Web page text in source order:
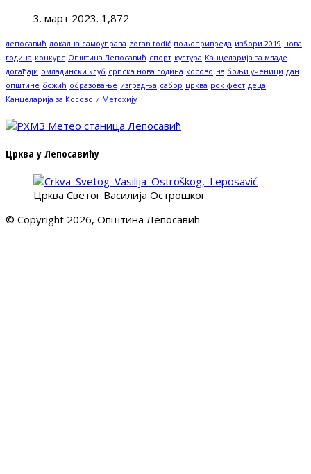
3. март 2023. 1,872
лепосавић локална самоуправа zoran todić пољопривреда избори 2019 нова
година конкурс Општина Лепосавић спорт култура Канцеларија за младе
догађаји омладински клуб српска нова година косово најбољи ученици дан
општине божић образовање изградња сабор црква рок фест деца
Канцеларија за Косово и Метохију
Црква у Лепосавићу
Црква Светог Василија Острошког
© Copyright 2026, Општина Лепосавић